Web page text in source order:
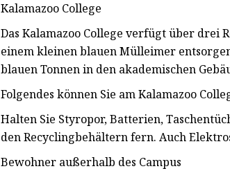
Kalamazoo College
Das Kalamazoo College verfügt über drei
einem kleinen blauen Mülleimer
blauen Tonnen in den akademischen
Folgendes können Sie am Kalamazoo
Halten Sie Styropor, Batterien,
den Recyclingbehältern fern. Auch
Bewohner außerhalb des Campus